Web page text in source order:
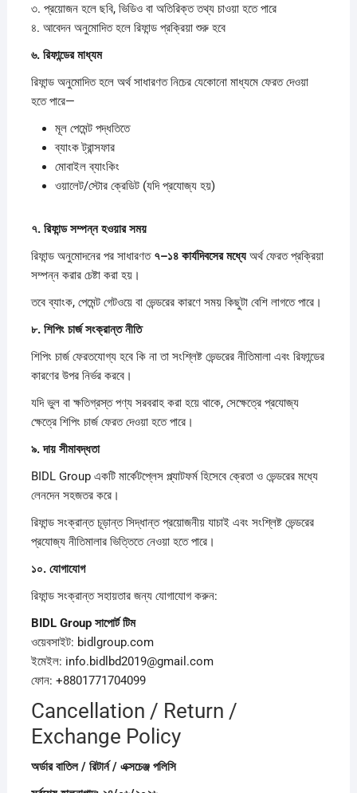
৩. প্রয়োজন হলে ছবি, ভিডিও বা অতিরিক্ত তথ্য চাওয়া হতে পারে
৪. আবেদন অনুমোদিত হলে রিফান্ড প্রক্রিয়া শুরু হবে
৬. রিফান্ডেরমাধ্যম
রিফান্ড অনুমোদিত হলে অর্থ সাধারণত নিচের যেকোনো মাধ্যমে ফেরত দেওয়া
হতে পারে—
মূল পেমেন্ট পদ্ধতিতে
ব্যাংক ট্রান্সফার
মোবাইল ব্যাংকিং
ওয়ালেট/স্টোর ক্রেডিট (যদি প্রযোজ্য হয়)
৭. রিফান্ডসম্পন্নহওয়ারসময়
রিফান্ড অনুমোদনের পর সাধারণত ৭–১৪ কার্যদিবসেরমধ্যেঅর্থ ফেরত প্রক্রিয়া
সম্পন্ন করার চেষ্টা করা হয়।
তবে ব্যাংক, পেমেন্ট গেটওয়ে বা ভেন্ডরের কারণে সময় কিছুটা বেশি লাগতে পারে।
৮. শিপিং চার্জসংক্রান্তনীতি
শিপিং চার্জ ফেরতযোগ্য হবে কি না তা সংশ্লিষ্ট ভেন্ডরের নীতিমালা এবং রিফান্ডের
কারণের উপর নির্ভর করবে।
যদি ভুল বা ক্ষতিগ্রস্ত পণ্য সরবরাহ করা হয়ে থাকে, সেক্ষেত্রে প্রযোজ্য
ক্ষেত্রে শিপিং চার্জ ফেরত দেওয়া হতে পারে।
৯.দায়সীমাবদ্ধতা
BIDL Group একটি মার্কেটপ্লেস প্ল্যাটফর্ম হিসেবে ক্রেতা ও ভেন্ডরের মধ্যে
লেনদেন সহজতর করে।
রিফান্ড সংক্রান্ত চূড়ান্ত সিদ্ধান্ত প্রয়োজনীয় যাচাই এবং সংশ্লিষ্ট ভেন্ডরের
প্রযোজ্য নীতিমালার ভিত্তিতে নেওয়া হতে পারে।
১০. যোগাযোগ
রিফান্ড সংক্রান্ত সহায়তার জন্য যোগাযোগ করুন:
BIDL Group সাপোর্টটিম
ওয়েবসাইট: bidlgroup.com
ইমেইল: info.bidlbd2019@gmail.com
ফোন: +8801771704099
Cancellation / Return /
Exchange Policy
অর্ডারবাতিল / রিটার্ন / এক্সচেঞ্জ পলিসি